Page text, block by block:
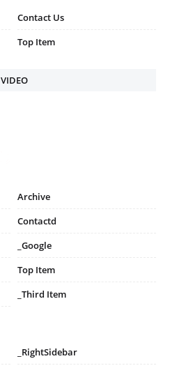
Contact Us
Top Item
VIDEO
Archive
Contactd
_Google
Top Item
_Third Item
_RightSidebar